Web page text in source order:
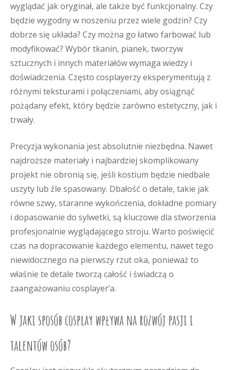
wyglądać jak oryginał, ale także być funkcjonalny. Czy
będzie wygodny w noszeniu przez wiele godzin? Czy
dobrze się układa? Czy można go łatwo farbować lub
modyfikować? Wybór tkanin, pianek, tworzyw
sztucznych i innych materiałów wymaga wiedzy i
doświadczenia. Często cosplayerzy eksperymentują z
różnymi teksturami i połączeniami, aby osiągnąć
pożądany efekt, który będzie zarówno estetyczny, jak i
trwały.
Precyzja wykonania jest absolutnie niezbędna. Nawet
najdroższe materiały i najbardziej skomplikowany
projekt nie obronią się, jeśli kostium będzie niedbale
uszyty lub źle spasowany. Dbałość o detale, takie jak
równe szwy, staranne wykończenia, dokładne pomiary
i dopasowanie do sylwetki, są kluczowe dla stworzenia
profesjonalnie wyglądającego stroju. Warto poświęcić
czas na dopracowanie każdego elementu, nawet tego
niewidocznego na pierwszy rzut oka, ponieważ to
właśnie te detale tworzą całość i świadczą o
zaangażowaniu cosplayer’a.
W jaki sposób cosplay wpływa na rozwój pasji i
talentów osób?